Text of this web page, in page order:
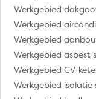
Werkgebied
Werkgebied
Werkgebied
Werkgebied asbest
Werkgebied CV-
Werkgebied isolatie